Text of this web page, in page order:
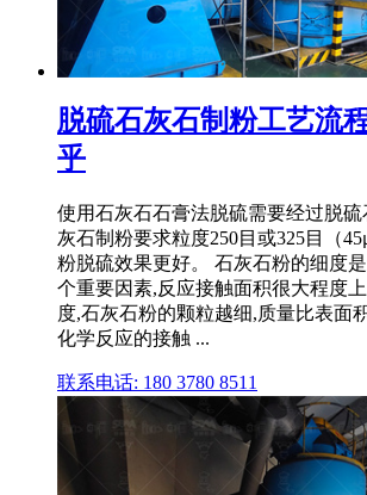
脱硫石灰石制粉工艺流
乎
使用石灰石石膏法脱硫需要经过脱
灰石制粉要求粒度250目或325目（
粉脱硫效果更好。 石灰石粉的细度
个重要因素,反应接触面积很大程度
度,石灰石粉的颗粒越细,质量比表面
化学反应的接触 ...
联系电话: 180 3780 8511